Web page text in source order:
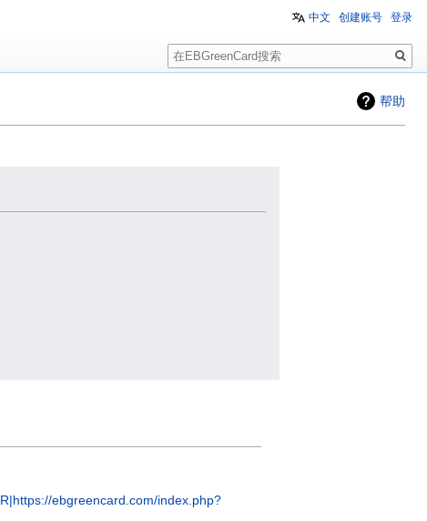
帮助
ebgreencard.com/index.php?
中文 创建账号 登录
搜
索